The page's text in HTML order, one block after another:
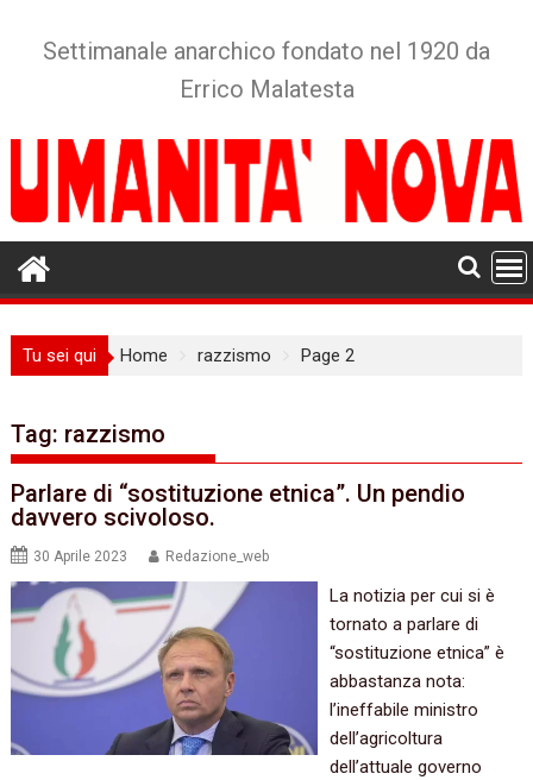
Settimanale anarchico fondato nel 1920 da
Errico Malatesta
Tu sei qui Home razzismo Page 2
Tag: razzismo
Parlare di “sostituzione etnica”. Un pendio
davvero scivoloso.
30 Aprile 2023 Redazione_web
La notizia per cui si è
tornato a parlare di
“sostituzione etnica” è
abbastanza nota:
l’ineffabile ministro
dell’agricoltura
dell’attuale governo